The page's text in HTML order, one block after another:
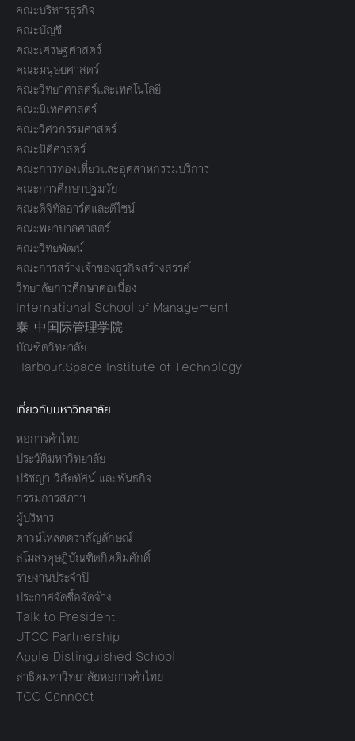
คณะบริหารธุรกิจ
คณะบัญชี
คณะเศรษฐศาสตร์
คณะมนุษยศาสตร์
คณะวิทยาศาสตร์และเทคโนโลยี
คณะนิเทศศาสตร์
คณะวิศวกรรมศาสตร์
คณะนิติศาสตร์
คณะการท่องเที่ยวและอุตสาหกรรมบริการ
คณะการศึกษาปฐมวัย
คณะดิจิทัลอาร์ตและดีไซน์
คณะพยาบาลศาสตร์
คณะวิทยพัฒน์
คณะการสร้างเจ้าของธุรกิจสร้างสรรค์
วิทยาลัยการศึกษาต่อเนื่อง
International School of Management
泰-中国际管理学院
บัณฑิตวิทยาลัย
Harbour.Space Institute of Technology
เกี่ยวกับมหาวิทยาลัย
หอการค้าไทย
ประวัติมหาวิทยาลัย
ปรัชญา วิสัยทัศน์ และพันธกิจ
กรรมการสภาฯ
ผู้บริหาร
ดาวน์โหลดตราสัญลักษณ์
สโมสรดุษฎีบัณฑิตกิตติมศักดิ์
รายงานประจำปี
ประกาศจัดซื้อจัดจ้าง
Talk to President
UTCC Partnership
Apple Distinguished School
สาธิตมหาวิทยาลัยหอการค้าไทย
TCC Connect